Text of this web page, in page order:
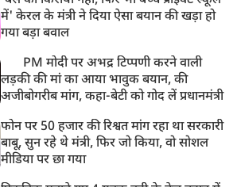
में' केरल के मंत्री ने दिया ऐसा बयान की खड़ा हो
गया बड़ा बवाल
PM मोदी पर अभद्र टिप्पणी करने वाली
लड़की की मां का आया भावुक बयान, की
अजीबोगरीब मांग, कहा-बेटी को गोद लें प्रधानमंत्री
फोन पर 50 हजार की रिश्वत मांग रहा था सरकारी
बाबू, सुन रहे थे मंत्री, फिर जो किया, वो सोशल
मीडिया पर छा गया